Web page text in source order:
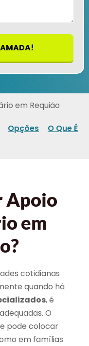
em Requião
Opções
O Que É
Apoio
em
cotidianas
quando há
, é
O
pode colocar
em famílias